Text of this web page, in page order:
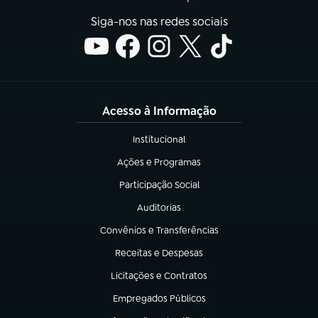
Siga-nos nas redes sociais
Acesso à Informação
Institucional
(abre em nova aba)
Ações e Programas
(abre em nova aba)
Participação Social
(abre em nova aba)
Auditorias
(abre em nova aba)
Convênios e Transferências
(abre em nova aba)
Receitas e Despesas
(abre em nova aba)
Licitações e Contratos
(abre em nova aba)
Empregados Públicos
(abre em nova aba)